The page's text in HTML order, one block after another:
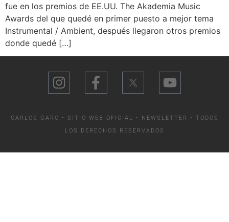
fue en los premios de EE.UU. The Akademia Music
Awards del que quedé en primer puesto a mejor tema
Instrumental / Ambient, después llegaron otros premios
donde quedé […]
CARLOS GARO • SITIO WEB OFICIAL • NEWSLETTER
• TODOS
LOS DERECHOS RESERVADOS